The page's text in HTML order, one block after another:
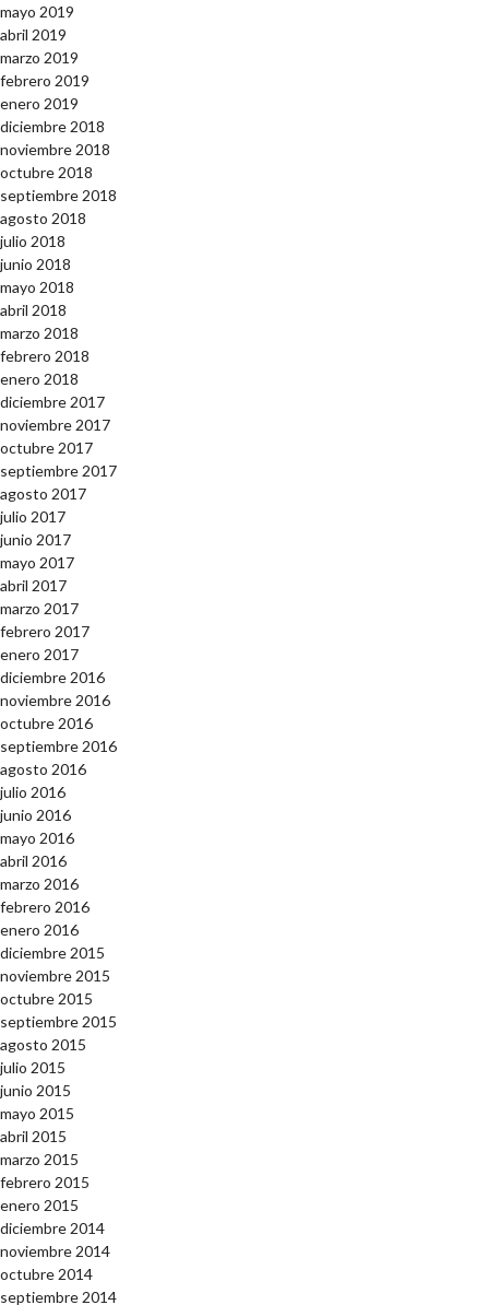
mayo 2019
abril 2019
marzo 2019
febrero 2019
enero 2019
diciembre 2018
noviembre 2018
octubre 2018
septiembre 2018
agosto 2018
julio 2018
junio 2018
mayo 2018
abril 2018
marzo 2018
febrero 2018
enero 2018
diciembre 2017
noviembre 2017
octubre 2017
septiembre 2017
agosto 2017
julio 2017
junio 2017
mayo 2017
abril 2017
marzo 2017
febrero 2017
enero 2017
diciembre 2016
noviembre 2016
octubre 2016
septiembre 2016
agosto 2016
julio 2016
junio 2016
mayo 2016
abril 2016
marzo 2016
febrero 2016
enero 2016
diciembre 2015
noviembre 2015
octubre 2015
septiembre 2015
agosto 2015
julio 2015
junio 2015
mayo 2015
abril 2015
marzo 2015
febrero 2015
enero 2015
diciembre 2014
noviembre 2014
octubre 2014
septiembre 2014